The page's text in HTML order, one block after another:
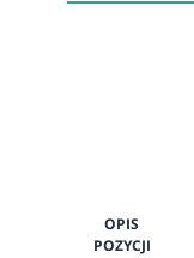
OPIS
POZYCJI